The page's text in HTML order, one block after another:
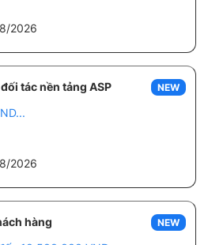
2026
NEW
tác nền tảng ASP
2026
NEW
hàng